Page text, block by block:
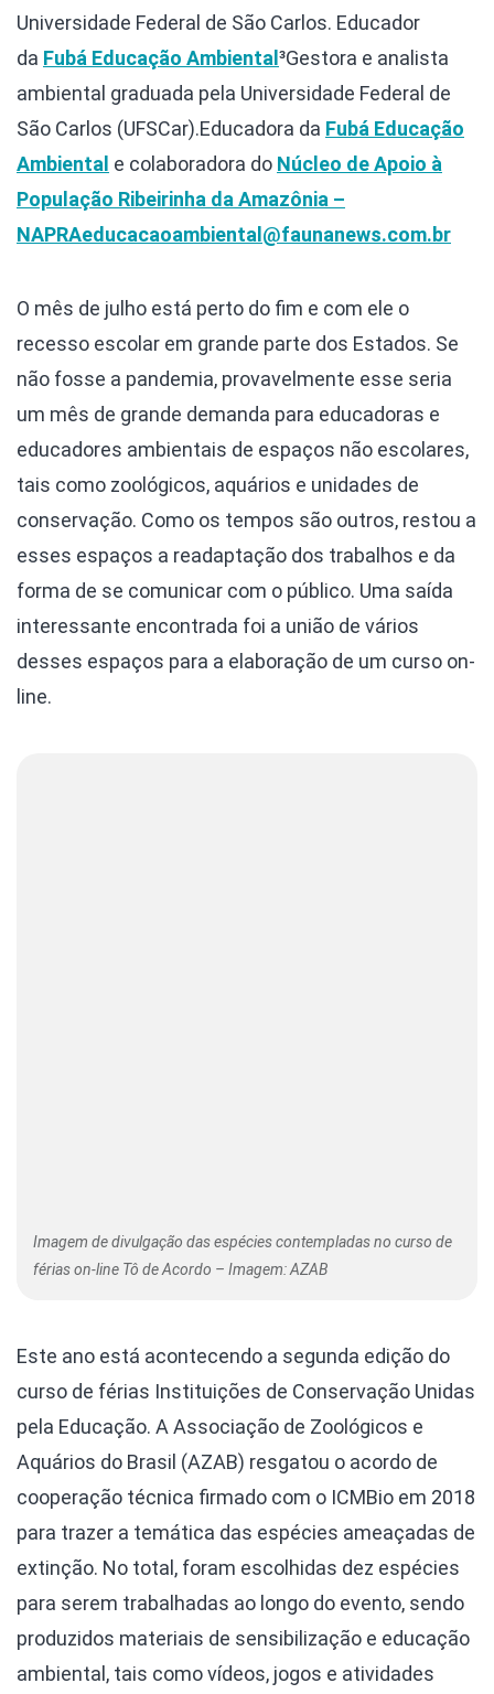
Universidade Federal de São Carlos. Educador
da Fubá Educação Ambiental³Gestora e analista
ambiental graduada pela Universidade Federal de
São Carlos (UFSCar).Educadora da Fubá Educação
Ambiental e colaboradora do Núcleo de Apoio à
População Ribeirinha da Amazônia –
NAPRAeducacaoambiental@faunanews.com.br
O mês de julho está perto do fim e com ele o
recesso escolar em grande parte dos Estados. Se
não fosse a pandemia, provavelmente esse seria
um mês de grande demanda para educadoras e
educadores ambientais de espaços não escolares,
tais como zoológicos, aquários e unidades de
conservação. Como os tempos são outros, restou a
esses espaços a readaptação dos trabalhos e da
forma de se comunicar com o público. Uma saída
interessante encontrada foi a união de vários
desses espaços para a elaboração de um curso on-
line.
Imagem de divulgação das espécies contempladas no curso de
férias on-line Tô de Acordo – Imagem: AZAB
Este ano está acontecendo a segunda edição do
curso de férias Instituições de Conservação Unidas
pela Educação. A Associação de Zoológicos e
Aquários do Brasil (AZAB) resgatou o acordo de
cooperação técnica firmado com o ICMBio em 2018
para trazer a temática das espécies ameaçadas de
extinção. No total, foram escolhidas dez espécies
para serem trabalhadas ao longo do evento, sendo
produzidos materiais de sensibilização e educação
ambiental, tais como vídeos, jogos e atividades